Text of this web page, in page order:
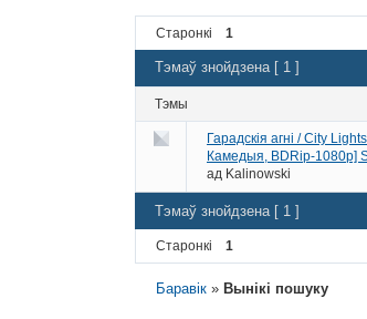
Старонкі 1
Тэмаў знойдзена [ 1 ]
Тэмы
Гарадскія агні / City
Камедыя, BDRip-1080p]
ад Kalinowski
Тэмаў знойдзена [ 1 ]
Старонкі 1
Баравік » Вынікі пошуку